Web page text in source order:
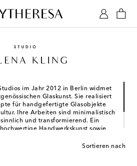
im Jahr 2012 in Berlin widmet
Glaskunst. Sie realisiert
für handgefertigte Glasobjekte
Ihre Arbeiten sind minimalistisch
und transformierend. Ein
Handwerkskunst sowie
Materialien, machen die Designs von
Sortieren nach